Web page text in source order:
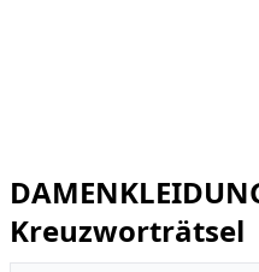
Kreuzworträtsel